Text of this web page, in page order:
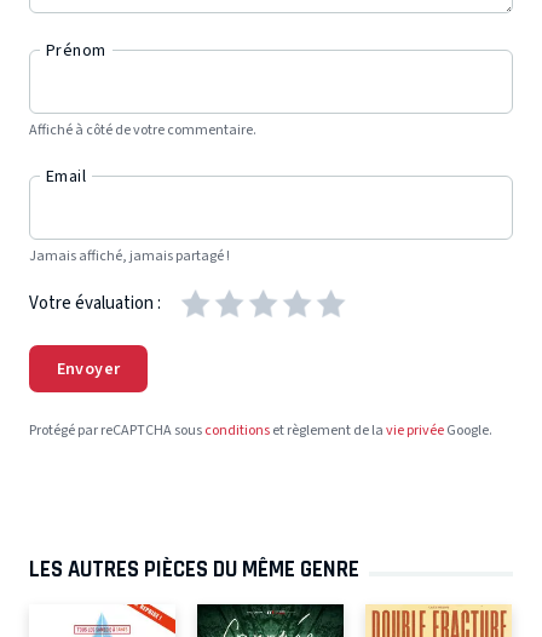
Prénom
Affiché à côté de votre commentaire.
Email
Jamais affiché, jamais partagé !
Votre évaluation :
Envoyer
Protégé par reCAPTCHA sousconditionset règlement de lavie privéeGoogle.
LES AUTRES PIÈCES DU MÊME GENRE